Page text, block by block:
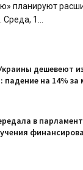
планируют
1...
дешевеют
падение на 14% за
в